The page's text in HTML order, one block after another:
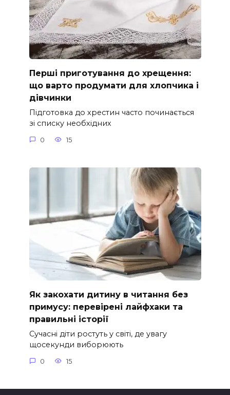
Перші приготування до хрещення:
що варто продумати для хлопчика і
дівчинки
Підготовка до хрестин часто починається
зі списку необхідних
0 15
Як закохати дитину в читання без
примусу: перевірені лайфхаки та
правильні історії
Сучасні діти ростуть у світі, де увагу
щосекунди виборюють
0 15